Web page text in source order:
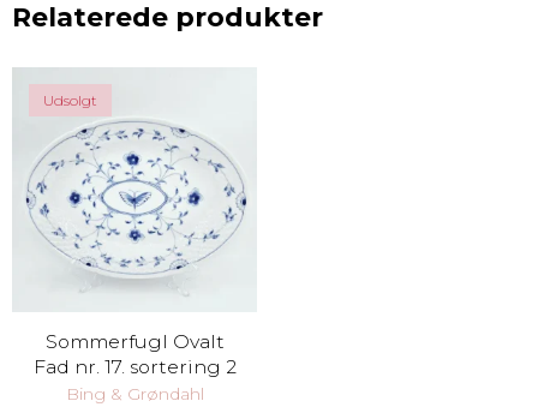
Relaterede produkter
Udsolgt
Sommerfugl Ovalt
Fad nr. 17. sortering 2
Bing & Grøndahl